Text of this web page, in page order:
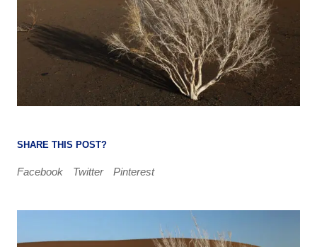
SHARE THIS POST?
Facebook Twitter Pinterest